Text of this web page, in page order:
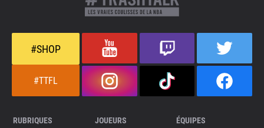
#SHOP
#TTFL
RUBRIQUES
JOUEURS ÉQUIPES